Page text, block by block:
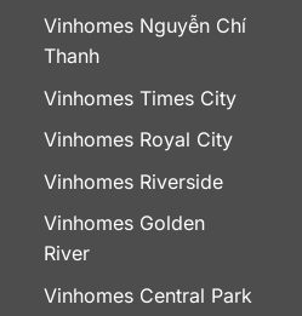
Vinhomes Nguyễn Chí
Thanh
Vinhomes Times City
Vinhomes Royal City
Vinhomes Riverside
Vinhomes Golden
River
Vinhomes Central Park